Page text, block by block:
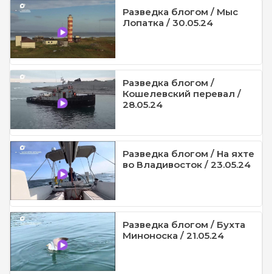
Разведка блогом / Мыс
Лопатка / 30.05.24
Разведка блогом /
Кошелевский перевал /
28.05.24
Разведка блогом / На яхте
во Владивосток / 23.05.24
Разведка блогом / Бухта
Миноноска / 21.05.24